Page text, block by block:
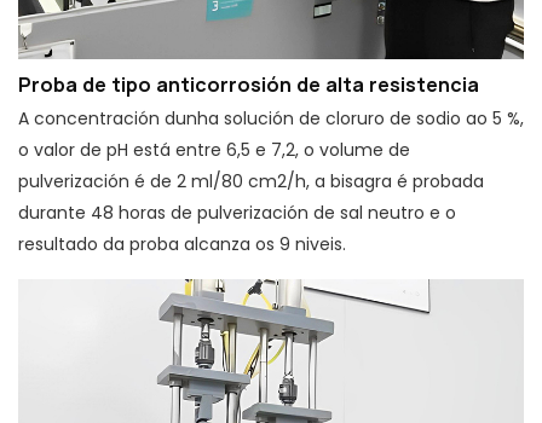
Proba de tipo anticorrosión de alta resistencia
A concentración dunha solución de cloruro de sodio ao 5 %,
o valor de pH está entre 6,5 e 7,2, o volume de
pulverización é de 2 ml/80 cm2/h, a bisagra é probada
durante 48 horas de pulverización de sal neutro e o
resultado da proba alcanza os 9 niveis.